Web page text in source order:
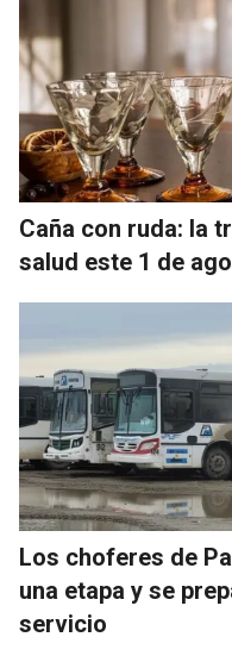
Caña con ruda: la
salud este 1 de
Los choferes de
una etapa y se
servicio